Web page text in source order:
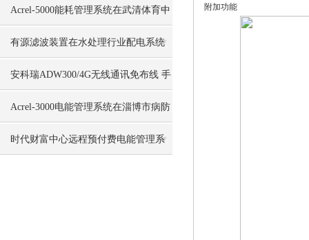
轨道交通项目应用
Acrel-5000能耗管理系统在武清体育中
心项目的应用
有源滤波装置在水处理行业配电系统
中的应用
安科瑞ADW300/4G无线通讯免布线 手
机电脑端看数据
Acrel-3000电能管理系统在淄博市病防
治院项目中的应用
时代财富中心远程预付费电能管理系
附加功能